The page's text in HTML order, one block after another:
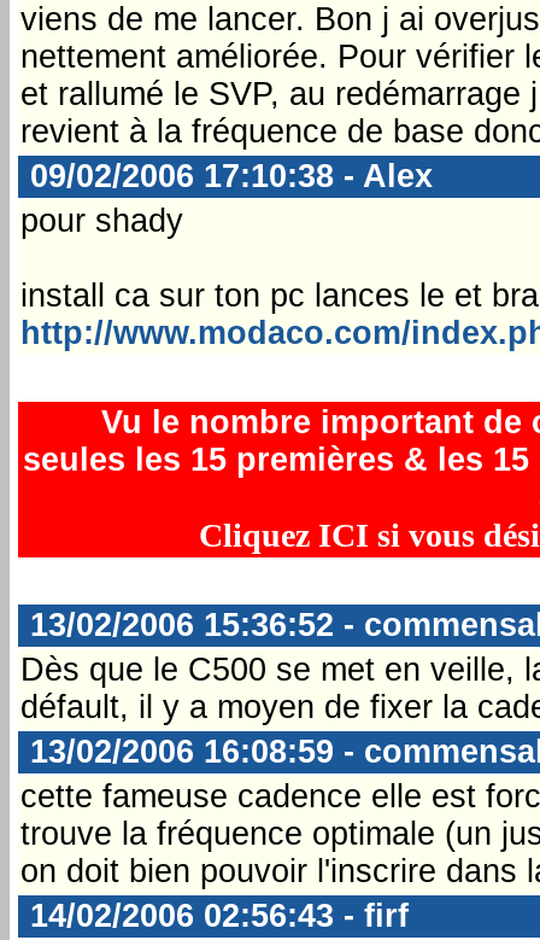
viens de me lancer. Bon j ai
nettement améliorée. Pour vérifier
et rallumé le SVP, au
revient à la fréquence de base
09/02/2006 17:10:38 - Alex
pour shady
install ca sur ton pc lances le et
http://www.modaco.com/
Vu le nombre important de
seules les 15 premières & les
Cliquez ICI si vous
13/02/2006 15:36:52 -
Dès que le C500 se met en veille,
défault, il y a moyen de fixer la
13/02/2006 16:08:59 -
cette fameuse cadence elle est
trouve la fréquence optimale (un
on doit bien pouvoir l'inscrire dans
14/02/2006 02:56:43 - firf